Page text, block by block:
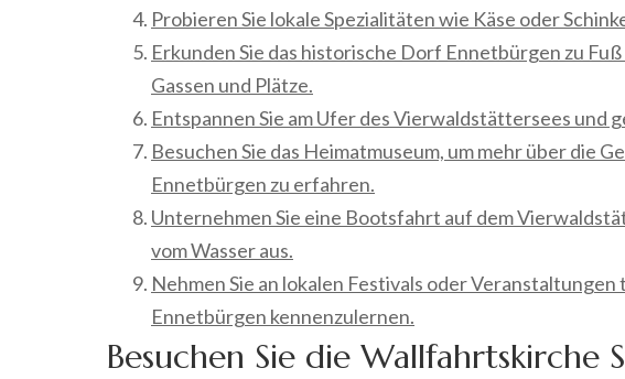
Probieren Sie lokale Spezialitäten wie Käse oder
Erkunden Sie das historische Dorf Ennetbürgen zu
Gassen und Plätze.
Entspannen Sie am Ufer des Vierwaldstättersees und
Besuchen Sie das Heimatmuseum, um mehr über die
Ennetbürgen zu erfahren.
Unternehmen Sie eine Bootsfahrt auf dem
vom Wasser aus.
Nehmen Sie an lokalen Festivals oder
Ennetbürgen kennenzulernen.
Besuchen Sie die Wallfahrtskirche